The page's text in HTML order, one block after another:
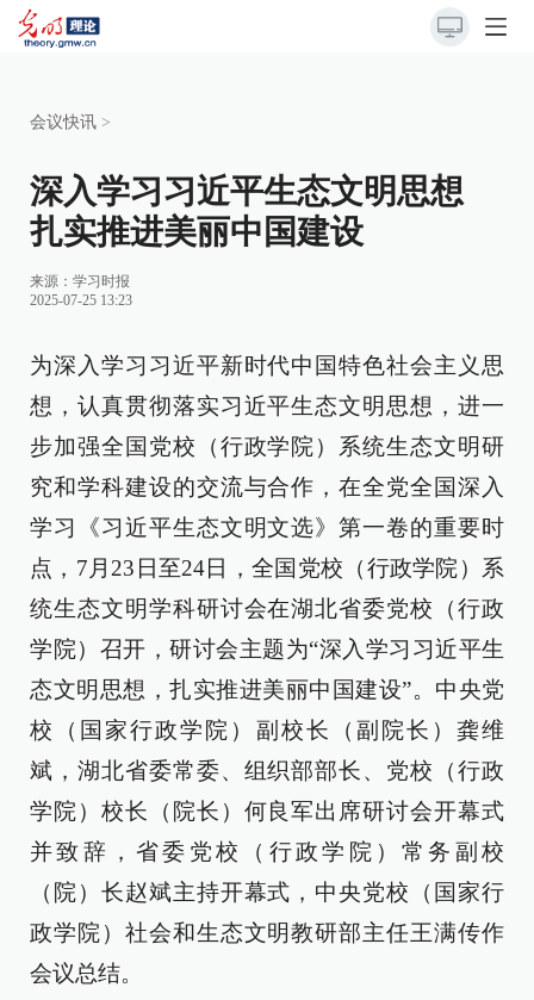
会议快讯 >
深入学习习近平生态文明思想
扎实推进美丽中国建设
来源： 学习时报
2025-07-25 13:23
为深入学习习近平新时代中国特色社会主义思
想，认真贯彻落实习近平生态文明思想，进一
步加强全国党校（行政学院）系统生态文明研
究和学科建设的交流与合作，在全党全国深入
学习《习近平生态文明文选》第一卷的重要时
点，7月23日至24日，全国党校（行政学院）系
统生态文明学科研讨会在湖北省委党校（行政
学院）召开，研讨会主题为“深入学习习近平生
态文明思想，扎实推进美丽中国建设”。中央党
校（国家行政学院）副校长（副院长）龚维
斌，湖北省委常委、组织部部长、党校（行政
学院）校长（院长）何良军出席研讨会开幕式
并致辞，省委党校（行政学院）常务副校
（院）长赵斌主持开幕式，中央党校（国家行
政学院）社会和生态文明教研部主任王满传作
会议总结。